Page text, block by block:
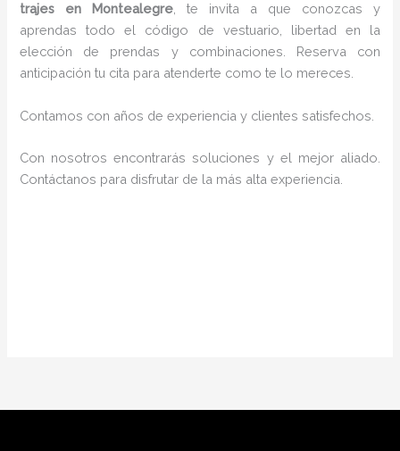
trajes en Montealegre, te invita a que conozcas y
aprendas todo el código de vestuario, libertad en la
elección de prendas y combinaciones. Reserva con
anticipación tu cita para atenderte como te lo mereces.
Contamos con años de experiencia y clientes satisfechos.
Con nosotros encontrarás soluciones y el mejor aliado.
Contáctanos para disfrutar de la más alta experiencia.